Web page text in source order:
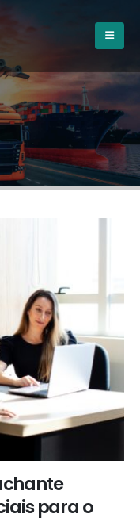
para o